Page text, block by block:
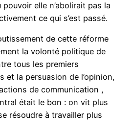
elle n’abolirait pas la
ce qui s’est passé.
de cette réforme
la volonté politique de
tous les premiers
et la persuasion de l’opinion,
de communication ,
était le bon : on vit plus
résoudre à travailler plus